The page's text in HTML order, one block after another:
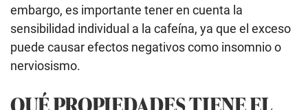
embargo, es importante tener en cuenta la
sensibilidad individual a la cafeína, ya que el exceso
puede causar efectos negativos como insomnio o
nerviosismo.